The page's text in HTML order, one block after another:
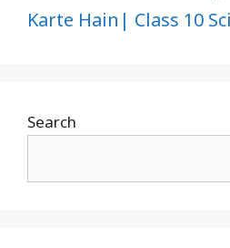
Karte Hain| Class 10
Search